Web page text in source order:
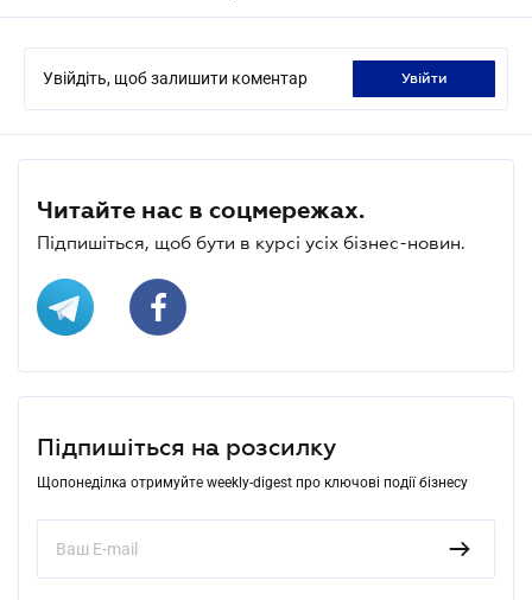
Увійдіть, щоб залишити коментар увійти
Читайте нас в соцмережах.
Підпишіться, щоб бути в курсі усіх бізнес-новин.
Підпишіться на розсилку
Щопонеділка отримуйте weekly-digest про ключові події бізнесу